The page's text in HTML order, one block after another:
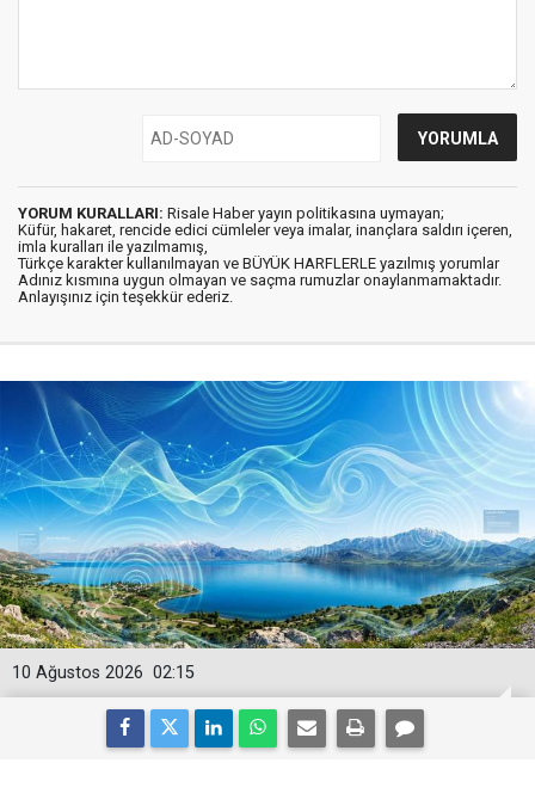
YORUM KURALLARI: Risale Haber yayın politikasına uymayan;
Küfür, hakaret, rencide edici cümleler veya imalar, inançlara saldırı içeren,
imla kuralları ile yazılmamış,
Türkçe karakter kullanılmayan ve BÜYÜK HARFLERLE yazılmış yorumlar
Adınız kısmına uygun olmayan ve saçma rumuzlar onaylanmamaktadır.
Anlayışınız için teşekkür ederiz.
02:15
10 Ağustos 2026